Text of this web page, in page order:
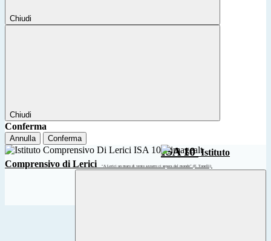
Chiudi
Chiudi
Conferma
Annulla Conferma
ISA 10 Istituto
Comprensivo di Lerici
“A Lerici un muro di vento azzurro ci separa dal mondo” (F. Tonelli)